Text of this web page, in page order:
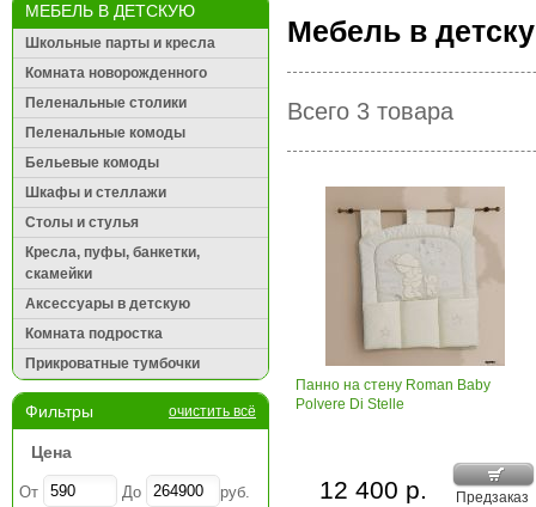
МЕБЕЛЬ В ДЕТСКУЮ
Школьные парты и кресла
Комната новорожденного
Пеленальные столики
Пеленальные комоды
Бельевые комоды
Шкафы и стеллажи
Столы и стулья
Кресла, пуфы, банкетки,
скамейки
Аксессуары в детскую
Комната подростка
Прикроватные тумбочки
Фильтры очистить всё
Цена
От До руб.
Мебель в
Всего 3 товара
Панно на стену Roman Baby
Polvere Di Stelle
Предзаказ
12 400 р.